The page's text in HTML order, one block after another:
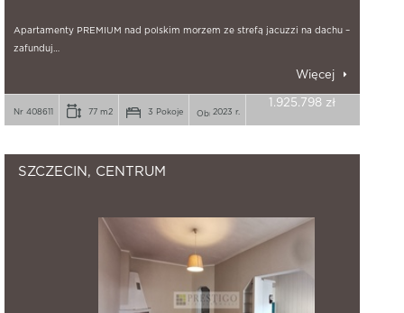
Apartamenty PREMIUM nad polskim morzem ze strefą jacuzzi na dachu –
zafunduj…
Więcej
Nr 408611 77 m2 3 Pokoje 2023 r.
1.925.798 zł
SZCZECIN, CENTRUM